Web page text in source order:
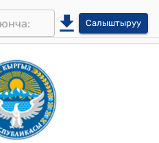
Салыштыруу